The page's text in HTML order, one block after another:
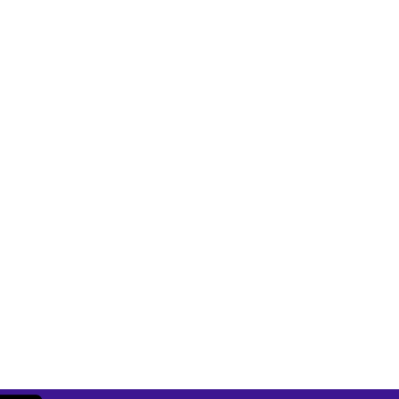
çıkarılması gerekmektedir.
yetkililerine bilgi veriniz. Bu